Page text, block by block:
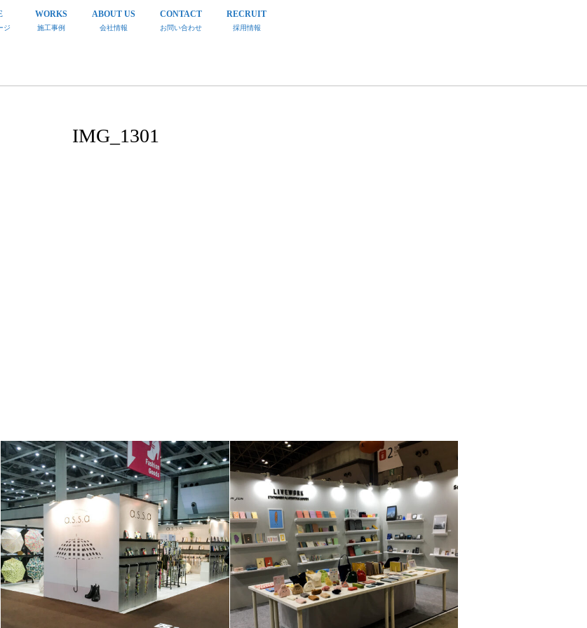
ジ
WORKS
施工事例
ABOUT US
会社情報
CONTACT
お問い合わせ
RECRUIT
採用情報
IMG_1301